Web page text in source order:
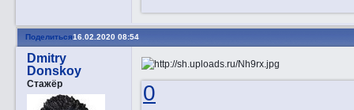
Поделиться16.02.2020 08:54
Dmitry
Donskoy
Стажёр 0